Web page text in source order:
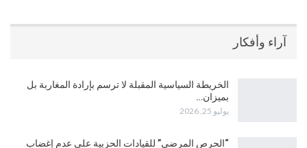
آراء وأفكار
الخريطة السياسية المقبلة لا ترسم بإرادة المغاربة بل
بميزان…
يوليو 25, 2026
“الحرص المرضي” للقيادات الحزبية على عدم إغضاب